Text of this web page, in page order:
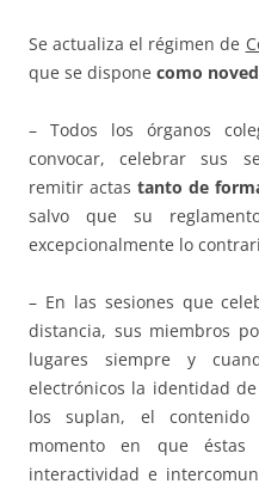
Se actualiza el régimen de
que se dispone como
– Todos los órganos
convocar, celebrar sus
remitir actas tanto de
salvo que su
excepcionalmente lo
– En las sesiones que
distancia, sus miembros
lugares siempre y
electrónicos la identidad
los suplan, el
momento en que
interactividad e